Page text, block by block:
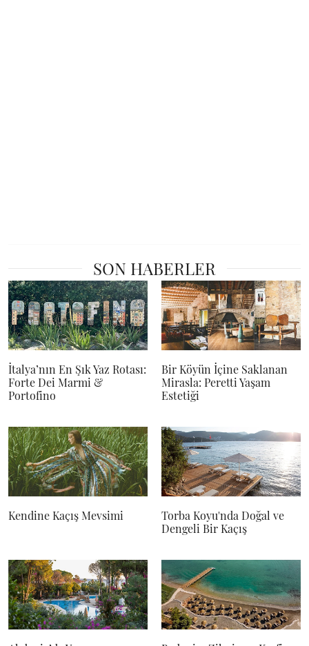
SON HABERLER
İtalya’nın En Şık Yaz Rotası:
Forte Dei Marmi &
Portofino
Bir Köyün İçine Saklanan
Mirasla: Peretti Yaşam
Estetiği
Kendine Kaçış Mevsimi
Torba Koyu'nda Doğal ve
Dengeli Bir Kaçış